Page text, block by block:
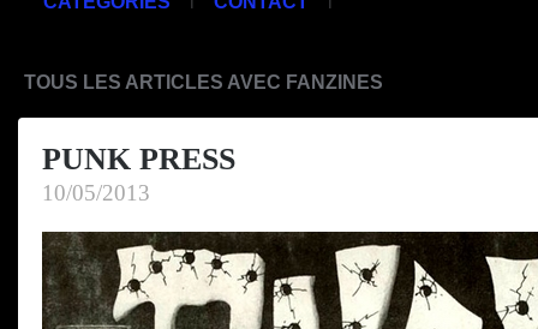
TOUS LES ARTICLES AVEC FANZINES
PUNK PRESS
10/05/2013